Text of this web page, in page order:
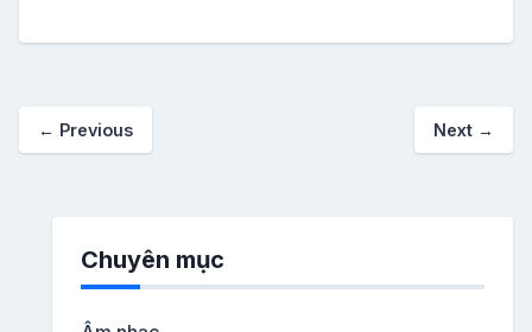
← Previous Next →
Chuyên mục